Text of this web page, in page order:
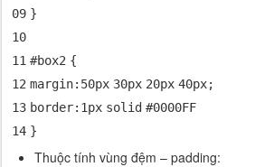
09 }
10
11 #box2 {
12 margin: 50px 30px 20px 40px;
13 border: 1px solid #0000FF
14 }
Thuộc tính vùng đệm – padding: